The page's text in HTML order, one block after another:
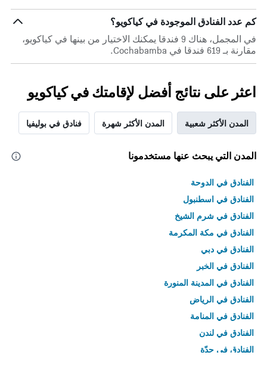
كم عدد الفنادق الموجودة في كياكويو؟
في المجمل، هناك 9 فندقا يمكنك الاختيار من بينها في كياكويو،
مقارنة بـ 619 فندقا في Cochabamba.
اعثر على نتائج أفضل لإقامتك في كياكويو
المدن الأكثر شعبية المدن الأكثر شهرة فنادق في بوليفيا
المدن التي يبحث عنها مستخدمونا
الفنادق في الدوحة
الفنادق في اسطنبول
الفنادق في شرم الشيخ
الفنادق في مكة المكرمة
الفنادق في دبي
الفنادق في الخبر
الفنادق في المدينة المنورة
الفنادق في الرياض
الفنادق في المنامة
الفنادق في لندن
الفنادق في جدّة